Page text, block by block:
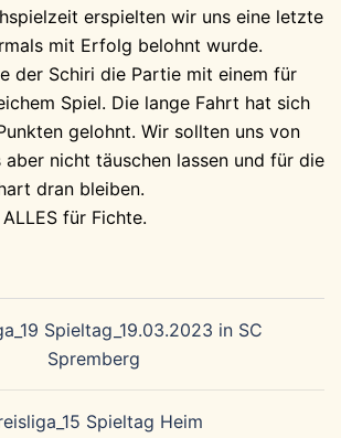
erspielten wir uns eine letzte
mit Erfolg belohnt wurde.
der Schiri die Partie mit einem für
Spiel. Die lange Fahrt hat sich
gelohnt. Wir sollten uns von
aber nicht täuschen lassen und für die
dran bleiben.
für Fichte.
Spieltag_19.03.2023 in SC
Spremberg
Spieltag Heim